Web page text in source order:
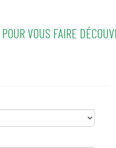
VOUS FAIRE